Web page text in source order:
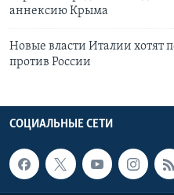
аннексию Крыма
Новые власти Италии хотят
против России
СОЦИАЛЬНЫЕ СЕТИ